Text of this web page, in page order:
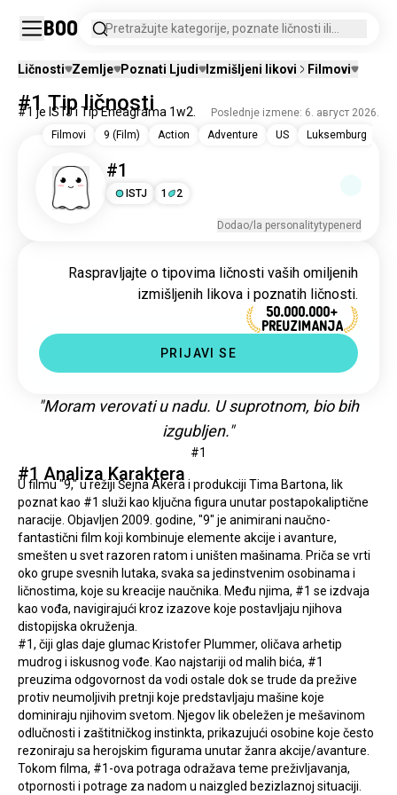
Boo
Pretražujte kategorije, poznate ličnosti ili
Ličnosti Zemlje Poznati Ljudi Izmišljeni likovi Filmovi
#1 Tip ličnosti
#1 je ISTJ i Tip Eneagrama 1w2. Poslednje izmene: 6. август 2026.
#1
ISTJ 1 2
Filmovi 9 (Film) Action Adventure US Luksemburg
Dodao/la personalitytypenerd
Raspravljajte o tipovima ličnosti vaših omiljenih
izmišljenih likova i poznatih ličnosti.
50.000.000+
PREUZIMANJA
PRIJAVI SE
"Moram verovati u nadu. U suprotnom, bio bih
izgubljen."
#1
#1 Analiza Karaktera
U filmu "9," u režiji Šejna Akera i produkciji Tima Bartona, lik
poznat kao #1 služi kao ključna figura unutar postapokaliptične
naracije. Objavljen 2009. godine, "9" je animirani naučno-
fantastični film koji kombinuje elemente akcije i avanture,
smešten u svet razoren ratom i uništen mašinama. Priča se vrti
oko grupe svesnih lutaka, svaka sa jedinstvenim osobinama i
ličnostima, koje su kreacije naučnika. Među njima, #1 se izdvaja
kao vođa, navigirajući kroz izazove koje postavljaju njihova
distopijska okruženja.
#1, čiji glas daje glumac Kristofer Plummer, oličava arhetip
mudrog i iskusnog vođe. Kao najstariji od malih bića, #1
preuzima odgovornost da vodi ostale dok se trude da prežive
protiv neumoljivih pretnji koje predstavljaju mašine koje
dominiraju njihovim svetom. Njegov lik obeležen je mešavinom
odlučnosti i zaštitničkog instinkta, prikazujući osobine koje često
rezoniraju sa herojskim figurama unutar žanra akcije/avanture.
Tokom filma, #1-ova potraga odražava teme preživljavanja,
otpornosti i potrage za nadom u naizgled bezizlaznoj situaciji.